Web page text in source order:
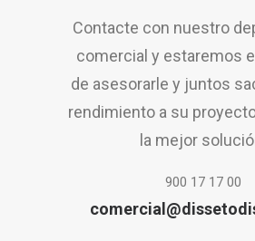
Contacte con nuestro
comercial y estaremos
de asesorarle y juntos
rendimiento a su
la mejor
900 17 17 00